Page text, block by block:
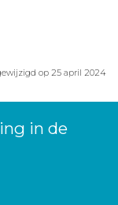
op 25 april 2024
in de